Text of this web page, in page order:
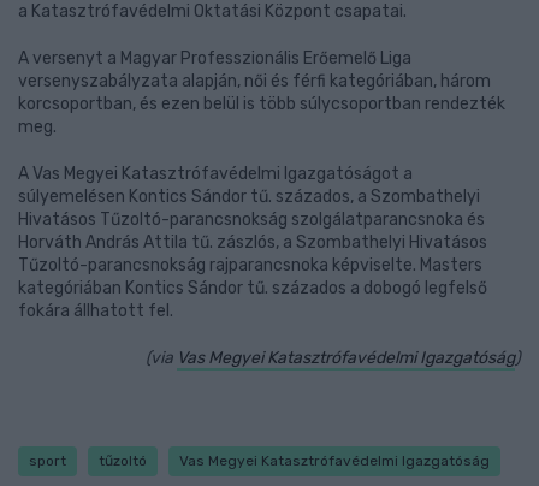
a Katasztrófavédelmi Oktatási Központ csapatai.
A versenyt a Magyar Professzionális Erőemelő Liga
versenyszabályzata alapján, női és férfi kategóriában, három
korcsoportban, és ezen belül is több súlycsoportban rendezték
meg.
A Vas Megyei Katasztrófavédelmi Igazgatóságot a
súlyemelésen Kontics Sándor tű. százados, a Szombathelyi
Hivatásos Tűzoltó-parancsnokság szolgálatparancsnoka és
Horváth András Attila tű. zászlós, a Szombathelyi Hivatásos
Tűzoltó-parancsnokság rajparancsnoka képviselte. Masters
kategóriában Kontics Sándor tű. százados a dobogó legfelső
fokára állhatott fel.
(via Vas Megyei Katasztrófavédelmi Igazgatóság)
sport tűzoltó Vas Megyei Katasztrófavédelmi Igazgatóság